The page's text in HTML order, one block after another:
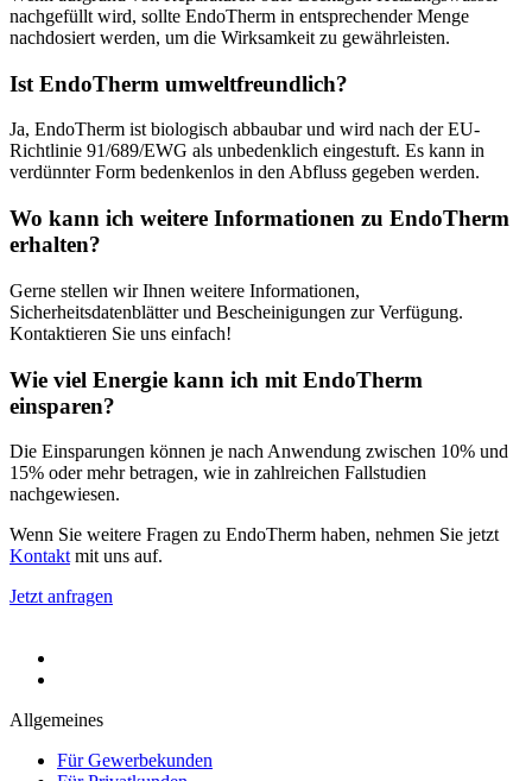
nachgefüllt wird, sollte EndoTherm in entsprechender Menge
nachdosiert werden, um die Wirksamkeit zu gewährleisten.
Ist EndoTherm umweltfreundlich?
Ja, EndoTherm ist biologisch abbaubar und wird nach der EU-
Richtlinie 91/689/EWG als unbedenklich eingestuft. Es kann in
verdünnter Form bedenkenlos in den Abfluss gegeben werden.
Wo kann ich weitere Informationen zu EndoTherm
erhalten?
Gerne stellen wir Ihnen weitere Informationen,
Sicherheitsdatenblätter und Bescheinigungen zur Verfügung.
Kontaktieren Sie uns einfach!
Wie viel Energie kann ich mit EndoTherm
einsparen?
Die Einsparungen können je nach Anwendung zwischen 10% und
15% oder mehr betragen, wie in zahlreichen Fallstudien
nachgewiesen.
Wenn Sie weitere Fragen zu EndoTherm haben, nehmen Sie jetzt
Kontakt mit uns auf.
Jetzt anfragen
Allgemeines
Für Gewerbekunden